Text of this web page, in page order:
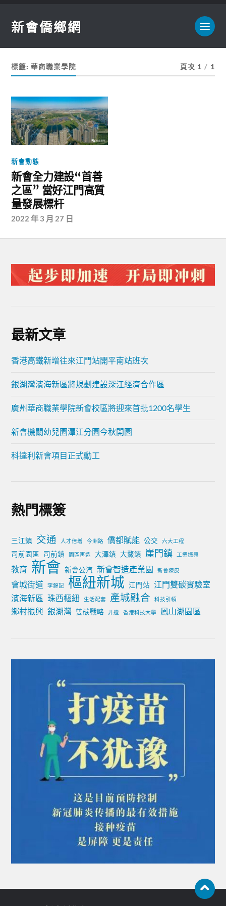
新會僑鄉網
標籤:華商職業學院 頁次 1 / 1
新會動態
新會全力建設“首善
之區” 當好江門高質
量發展標杆
2022 年 3 月 27 日
最新文章
香港高鐵新增往來江門站開平南站班次
銀湖灣濱海新區將規劃建設深江經濟合作區
廣州華商職業學院新會校區將迎來首批1200名學生
新會機關幼兒園潭江分園今秋開園
科達利新會項目正式動工
熱門標簽
三江鎮 交通 人才倍增 今洲路 僑都賦能 公交 六大工程
司前園區 司前鎮 園區再造 大澤鎮 大鰲鎮 崖門鎮 工業振興
教育 新會 新會公汽 新會智造產業園 新會陳皮
會城街道 李錦記 樞紐新城 江門站
江門雙碳實驗室
濱海新區 珠西樞紐 生活配套 產城融合 科技引領
鄉村振興 銀湖灣 雙碳戰略 非遺 香港科技大學 鳳山湖園區